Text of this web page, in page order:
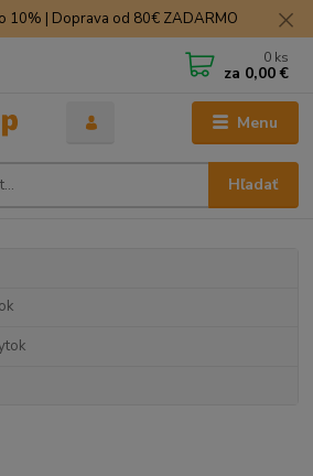
10% | Doprava od 80€ ZADARMO
Menu
Hľadať
0 ks
za 0,00 €